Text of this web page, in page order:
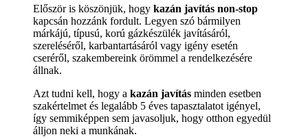
Először is köszönjük, hogy kazán javítás non-stop
kapcsán hozzánk fordult. Legyen szó bármilyen
márkájú, típusú, korú gázkészülék javításáról,
szereléséről, karbantartásáról vagy igény esetén
cseréről, szakembereink örömmel a rendelkezésére
állnak.
Azt tudni kell, hogy a kazán javítás minden esetben
szakértelmet és legalább 5 éves tapasztalatot igényel,
így semmiképpen sem javasoljuk, hogy otthon egyedül
álljon neki a munkának.